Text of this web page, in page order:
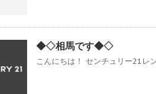
◆◇相馬です◆◇
こんにちは！ センチュリー21レ